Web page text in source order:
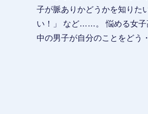
子が脈ありかどうかを知りた
い！」 など……。 悩める女子
中の男子が自分のことをどう